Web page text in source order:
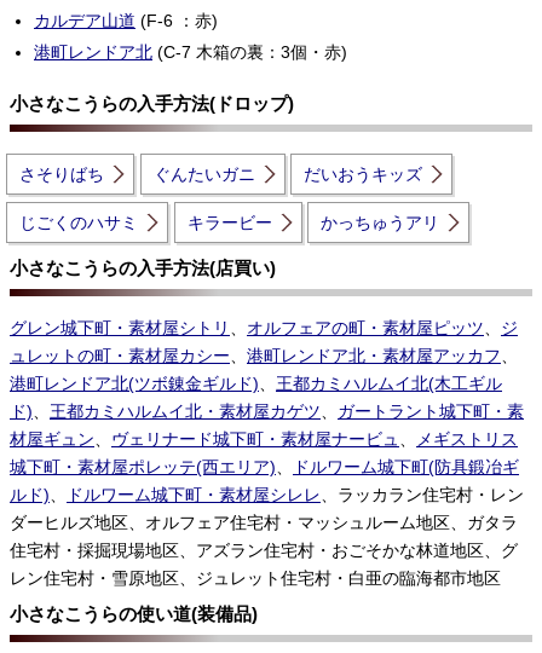
カルデア山道 (F-6 ：赤)
港町レンドア北 (C-7 木箱の裏：3個・赤)
小さなこうらの入手方法(ドロップ)
さそりばち ぐんたいガニ だいおうキッズ
じごくのハサミ キラービー かっちゅうアリ
小さなこうらの入手方法(店買い)
グレン城下町・素材屋シトリ オルフェアの町・素材屋ピッツ
ジ
ュレットの町・素材屋カシー
港町レンドア北・素材屋アッカフ
港町レンドア北(ツボ錬金ギルド)
王都カミハルムイ北(木工ギル
ド)
王都カミハルムイ北・素材屋カゲツ
ガートラント城下町・素
材屋ギュン
ヴェリナード城下町・素材屋ナービュ
メギストリス
城下町・素材屋ポレッテ(西エリア)
ドルワーム城下町(防具鍛冶ギ
ルド)
ドルワーム城下町・素材屋シレレ 、ラッカラン住宅村・レン
ダーヒルズ地区、オルフェア住宅村・マッシュルーム地区、ガタラ
住宅村・採掘現場地区、アズラン住宅村・おごそかな林道地区、グ
レン住宅村・雪原地区、ジュレット住宅村・白亜の臨海都市地区
小さなこうらの使い道(装備品)